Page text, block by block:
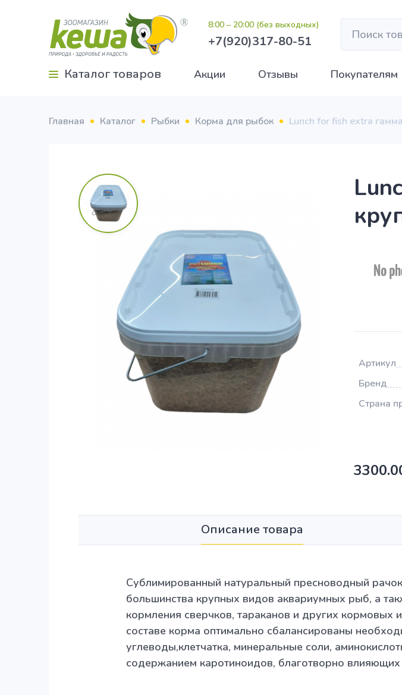
8:00 – 20:00 (без выходных)
+7(920)317-80-51
Каталог товаров Акции Отзывы Покупателям
Главная Каталог Рыбки Корма для рыбок Lunch for fish extra
Артикул
Бренд
Страна
Описание товара
Сублимированный натуральный пресноводный
большинства крупных видов аквариумных рыб, а
кормления сверчков, тараканов и других кормовых
составе корма оптимально сбалансированы
углеводы,клетчатка, минеральные соли,
содержанием каротиноидов, благотворно